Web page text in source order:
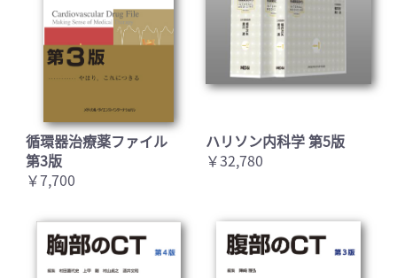
循環器治療薬ファイル
第3版
￥7,700
ハリソン内科学 第5版
￥32,780